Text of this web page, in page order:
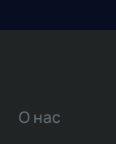
О нас